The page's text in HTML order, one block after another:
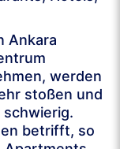
Ankara
werden
stoßen und
schwierig.
betrifft, so